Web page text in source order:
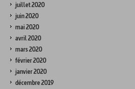
juillet 2020
juin 2020
mai 2020
avril 2020
mars 2020
février 2020
janvier 2020
décembre 2019